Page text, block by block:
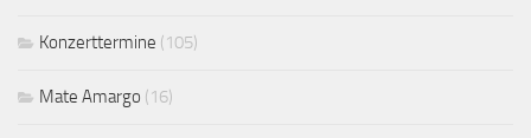
Konzerttermine (105)
Mate Amargo (16)